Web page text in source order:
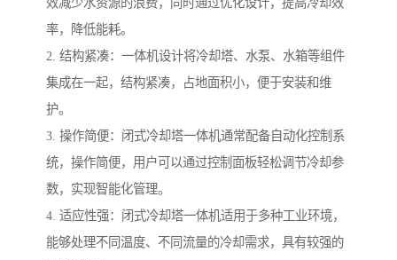
效减少水资源的浪费，同时通过优化设计，提高冷却效
率，降低能耗。
2. 结构紧凑：一体机设计将冷却塔、水泵、水箱等组件
集成在一起，结构紧凑，占地面积小，便于安装和维
护。
3. 操作简便：闭式冷却塔一体机通常配备自动化控制系
统，操作简便，用户可以通过控制面板轻松调节冷却参
数，实现智能化管理。
4. 适应性强：闭式冷却塔一体机适用于多种工业环境，
能够处理不同温度、不同流量的冷却需求，具有较强的